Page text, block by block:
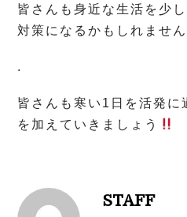
皆さんも身近な生活を少
対策になるかもしれません
.
皆さんも寒い1日を活発に
を加えていきましょう
STAFF